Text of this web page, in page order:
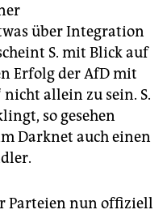
über Integration
S. mit Blick auf
Erfolg der AfD mit
nicht allein zu sein. S.
so gesehen
Darknet auch einen
Parteien nun offiziell